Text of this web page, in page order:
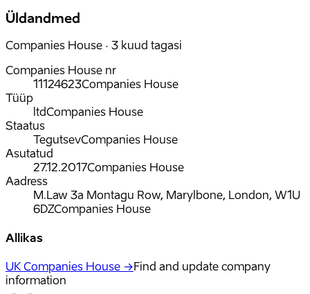
Üldandmed
Companies House · 3 kuud tagasi
Companies House nr
11124623Companies House
Tüüp
ltdCompanies House
Staatus
TegutsevCompanies House
Asutatud
27.12.2017Companies House
Aadress
M.Law 3a Montagu Row, Marylbone, London, W1U
6DZCompanies House
Allikas
UK Companies House →Find and update company
information